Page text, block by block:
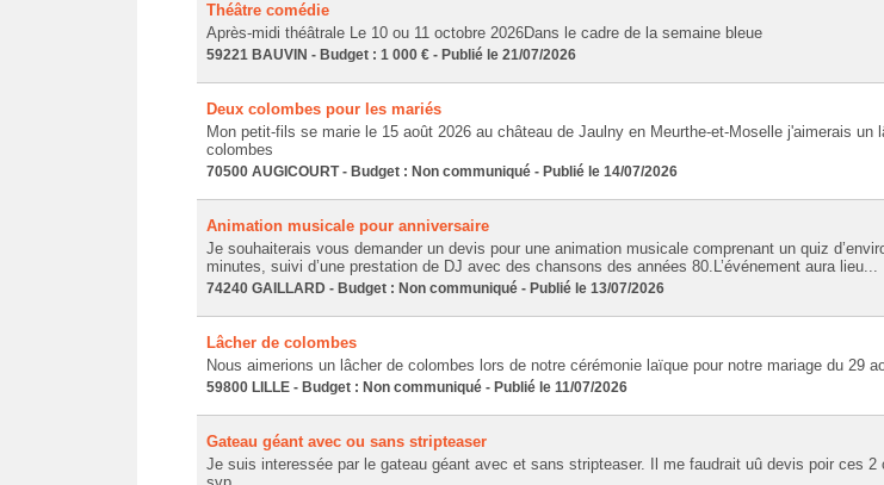
Théâtre comédie
Après-midi théâtrale Le 10 ou 11 octobre 2026Dans le cadre de la semaine bleue
59221 BAUVIN - Budget : 1 000 € - Publié le 21/07/2026
Deux colombes pour les mariés
Mon petit-fils se marie le 15 août 2026 au château de Jaulny en Meurthe-et-Moselle j'aimerais un
colombes
70500 AUGICOURT - Budget : Non communiqué - Publié le 14/07/2026
Animation musicale pour anniversaire
Je souhaiterais vous demander un devis pour une animation musicale comprenant un quiz
minutes, suivi d’une prestation de DJ avec des chansons des années 80.L’événement aura lieu...
74240 GAILLARD - Budget : Non communiqué - Publié le 13/07/2026
Lâcher de colombes
Nous aimerions un lâcher de colombes lors de notre cérémonie laïque pour notre mariage du 29
59800 LILLE - Budget : Non communiqué - Publié le 11/07/2026
Gateau géant avec ou sans stripteaser
Je suis interessée par le gateau géant avec et sans stripteaser. Il me faudrait uû devis poir ces 2